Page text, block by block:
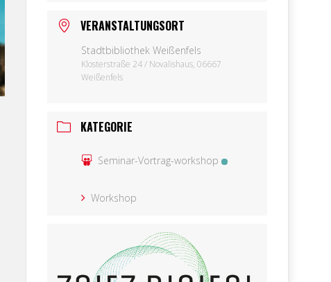
VERANSTALTUNGSORT
Stadtbibliothek Weißenfels
Klosterstraße 24 / Novalishaus, 06667
Weißenfels
KATEGORIE
Seminar-Vortrag-workshop
Workshop